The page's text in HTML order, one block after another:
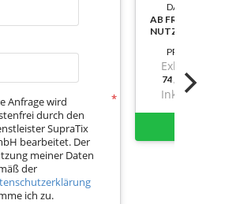
Anfrage wird
durch den
SupraTix
bearbeitet. Der
meiner Daten
der
ich zu.
DAUER:
AB
NUTZBAR
PREIS
Exkl. Mwst.
Inkl. Mwst.